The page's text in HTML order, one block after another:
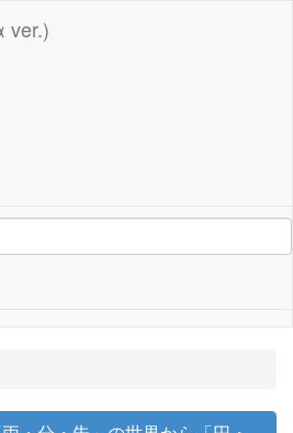
ver.)